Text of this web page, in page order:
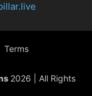
Terms
2026 | All Rights